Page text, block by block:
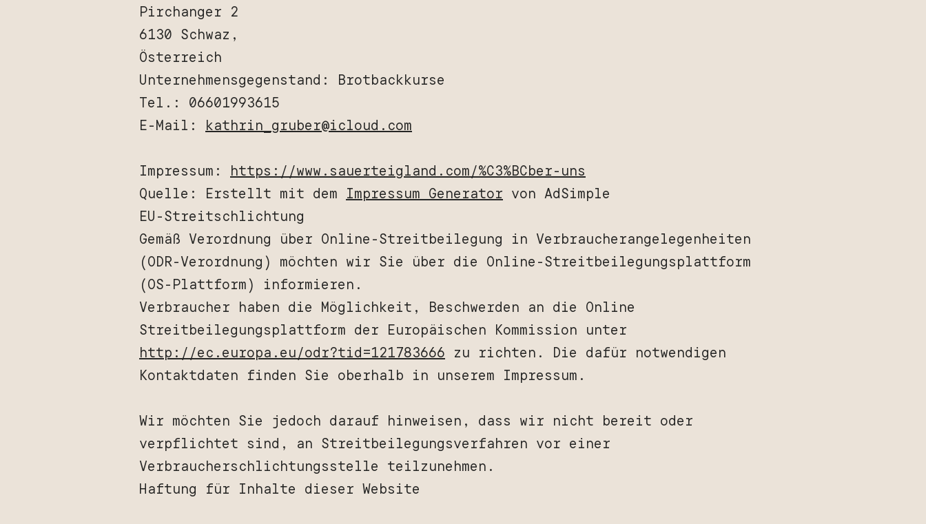
Pirchanger 2
6130 Schwaz,
Österreich
Unternehmensgegenstand: Brotbackkurse
Tel.: 06601993615
E-Mail: kathrin_gruber@icloud.com
Impressum: https://www.sauerteigland.com/%C3%BCber-uns
Quelle: Erstellt mit dem Impressum Generator von AdSimple
EU-Streitschlichtung
Gemäß Verordnung über Online-Streitbeilegung in Verbraucherangelegenheiten
(ODR-Verordnung) möchten wir Sie über die Online-Streitbeilegungsplattform
(OS-Plattform) informieren.
Verbraucher haben die Möglichkeit, Beschwerden an die Online
Streitbeilegungsplattform der Europäischen Kommission unter
http://ec.europa.eu/odr?tid=121783666 zu richten. Die dafür notwendigen
Kontaktdaten finden Sie oberhalb in unserem Impressum.
Wir möchten Sie jedoch darauf hinweisen, dass wir nicht bereit oder
verpflichtet sind, an Streitbeilegungsverfahren vor einer
Verbraucherschlichtungsstelle teilzunehmen.
Haftung für Inhalte dieser Website